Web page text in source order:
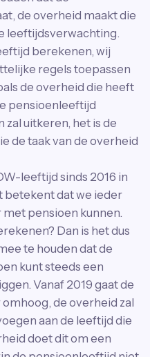
de overheid maakt die
leeftijdsverwachting.
berekenen, wij
regels toepassen
de overheid die heeft
pensioenleeftijd
zal uitkeren, het is de
de taak van de overheid
leeftijd sinds 2016 in
betekent dat we ieder
pensioen kunnen.
Dan is het dus
te houden dat de
kunt steeds een
Vanaf 2019 gaat de
de overheid zal
aan de leeftijd die
doet dit om een